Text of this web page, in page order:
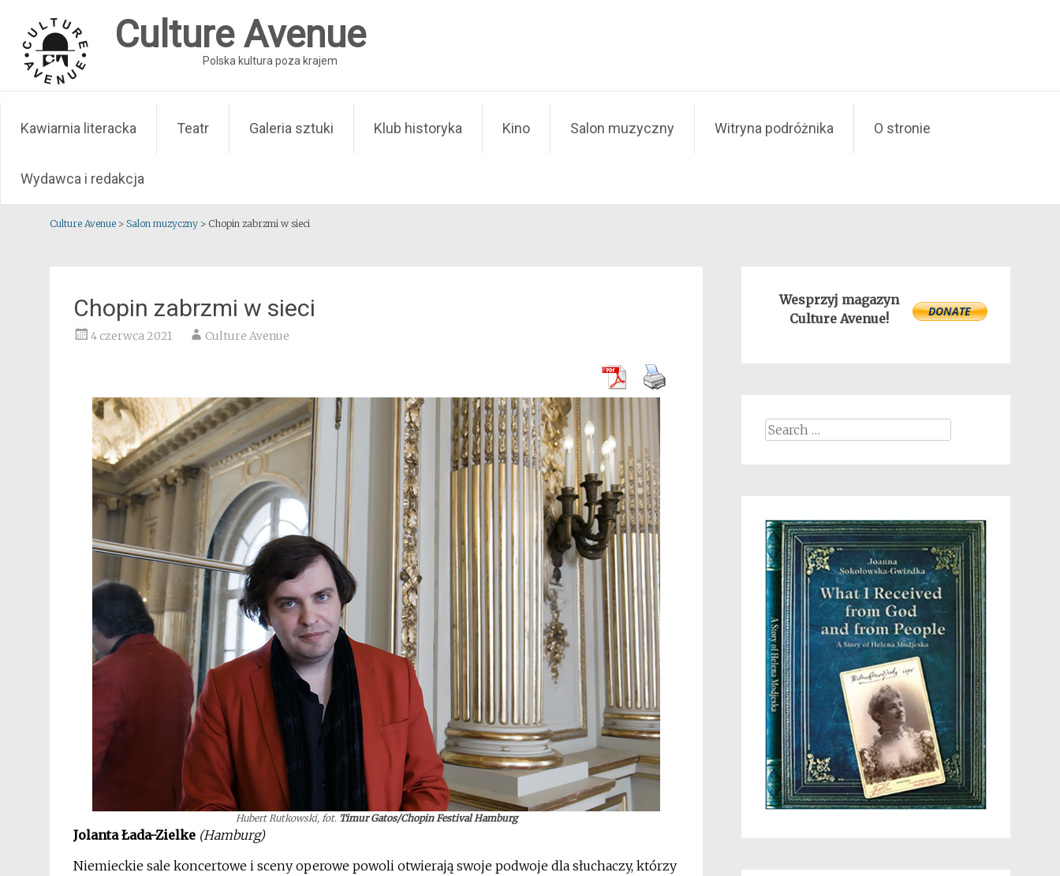
content
Culture Avenue
Polska kultura poza krajem
Kawiarnia literacka Teatr Galeria sztuki Klub historyka Kino Salon muzyczny Witryna podróżnika O stronie
Wydawca i redakcja
Culture Avenue > Salon muzyczny > Chopin zabrzmi w sieci
Chopin zabrzmi w sieci
4 czerwca 2021 Culture Avenue
Hubert Rutkowski, fot. Timur Gatos/Chopin Festival Hamburg
Jolanta Łada-Zielke (Hamburg)
Niemieckie sale koncertowe i sceny operowe powoli otwierają swoje podwoje dla słuchaczy, którzy
Wesprzyj magazyn
Culture Avenue!
Search